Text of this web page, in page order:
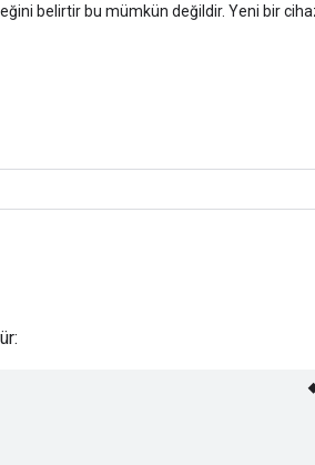
belirtir bu mümkün değildir. Yeni bir